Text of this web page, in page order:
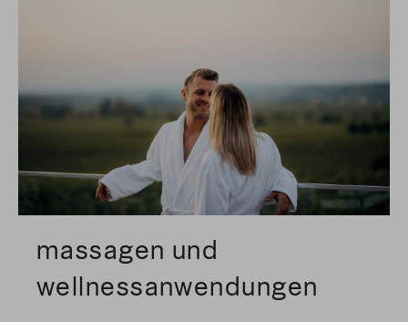
massagen und
wellnessanwendungen